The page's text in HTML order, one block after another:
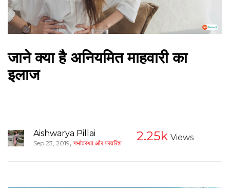
जाने क्या है अनियमित माहवारी का
इलाज
Aishwarya Pillai
Sep 23, 2019, गर्भावस्था और परवरिश 2.25k Views